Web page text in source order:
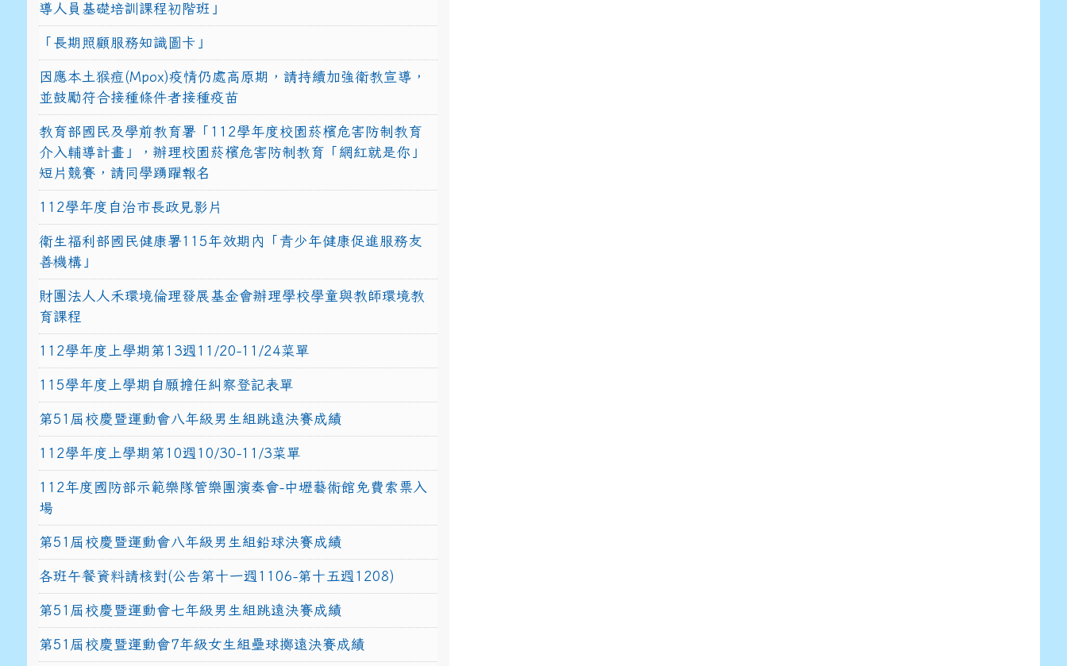
導人員基礎培訓課程初階班」
「長期照顧服務知識圖卡」
因應本土猴痘(Mpox)疫情仍處高原期，請持續加強衛教宣導，
並鼓勵符合接種條件者接種疫苗
教育部國民及學前教育署「112學年度校園菸檳危害防制教育
介入輔導計畫」，辦理校園菸檳危害防制教育「網紅就是你」
短片競賽，請同學踴躍報名
112學年度自治市長政見影片
衛生福利部國民健康署115年效期內「青少年健康促進服務友
善機構」
財團法人人禾環境倫理發展基金會辦理學校學童與教師環境教
育課程
112學年度上學期第13週11/20-11/24菜單
115學年度上學期自願擔任糾察登記表單
第51屆校慶暨運動會八年級男生組跳遠決賽成績
112學年度上學期第10週10/30-11/3菜單
112年度國防部示範樂隊管樂團演奏會-中壢藝術館免費索票入
場
第51屆校慶暨運動會八年級男生組鉛球決賽成績
各班午餐資料請核對(公告第十一週1106-第十五週1208)
第51屆校慶暨運動會七年級男生組跳遠決賽成績
第51屆校慶暨運動會7年級女生組壘球擲遠決賽成績